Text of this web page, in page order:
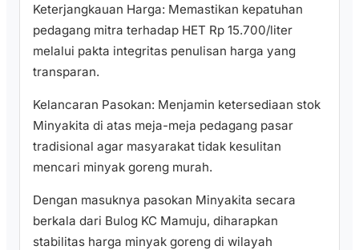
​Keterjangkauan Harga: Memastikan kepatuhan
pedagang mitra terhadap HET Rp 15.700/liter
melalui pakta integritas penulisan harga yang
transparan.
​Kelancaran Pasokan: Menjamin ketersediaan stok
Minyakita di atas meja-meja pedagang pasar
tradisional agar masyarakat tidak kesulitan
mencari minyak goreng murah.
​Dengan masuknya pasokan Minyakita secara
berkala dari Bulog KC Mamuju, diharapkan
stabilitas harga minyak goreng di wilayah